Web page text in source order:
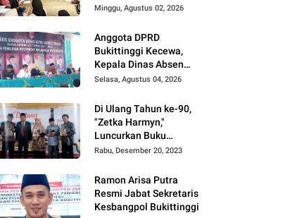
Hadirkan Bimbel
Anak-anak
Minggu, Agustus 02, 2026
Anggota DPRD
Bukittinggi Kecewa,
Kepala Dinas Absen
pada Reses Masa
2025/ 2026.
Selasa, Agustus 04, 2026
Di Ulang Tahun ke-90,
"Zetka Harmyn,"
Luncurkan Buku
Biografi, Jejak Langkah
5 Benua.
Rabu, Desember 20, 2023
Ramon Arisa Putra
Resmi Jabat Sekretaris
Kesbangpol Bukittinggi